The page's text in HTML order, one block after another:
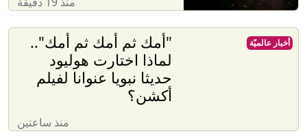
"أمك ثم أمك ثم أمك"..
لماذا اختارت هوليود
حديثا نبويا عنوانا لفيلم
أكشن؟
منذ ساعتين
أخبار عالميّة